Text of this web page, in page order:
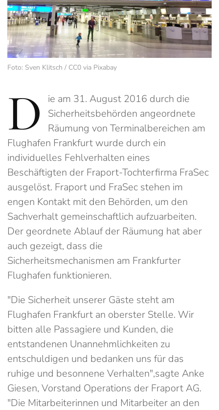
Foto: Sven Klitsch / CC0 via Pixabay
D
ie am 31. August 2016 durch die
Sicherheitsbehörden angeordnete
Räumung von Terminalbereichen am
Flughafen Frankfurt wurde durch ein
individuelles Fehlverhalten eines
Beschäftigten der Fraport-Tochterfirma FraSec
ausgelöst. Fraport und FraSec stehen im
engen Kontakt mit den Behörden, um den
Sachverhalt gemeinschaftlich aufzuarbeiten.
Der geordnete Ablauf der Räumung hat aber
auch gezeigt, dass die
Sicherheitsmechanismen am Frankfurter
Flughafen funktionieren.
"Die Sicherheit unserer Gäste steht am
Flughafen Frankfurt an oberster Stelle. Wir
bitten alle Passagiere und Kunden, die
entstandenen Unannehmlichkeiten zu
entschuldigen und bedanken uns für das
ruhige und besonnene Verhalten",sagte Anke
Giesen, Vorstand Operations der Fraport AG.
"Die Mitarbeiterinnen und Mitarbeiter an den